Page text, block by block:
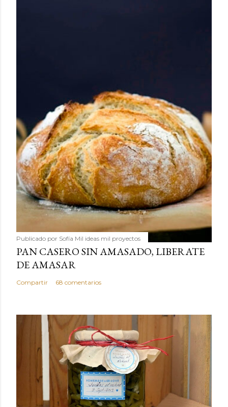
Publicado por Sofía Mil ideas mil proyectos
PAN CASERO SIN AMASADO, LIBERATE
DE AMASAR
Compartir 68 comentarios